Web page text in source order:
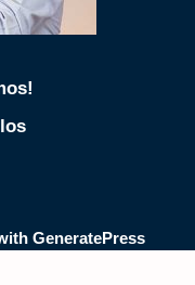
GeneratePress